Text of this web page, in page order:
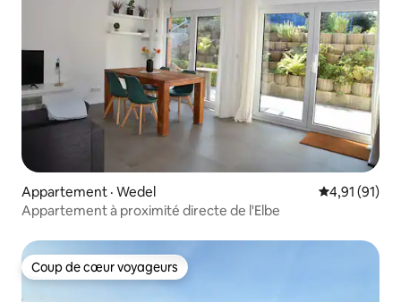
Appartement · Wedel Note
4,91 (91)
Appartement à proximité directe de l'Elbe
Coup de cœur voyageurs
Coup de cœur voyageurs